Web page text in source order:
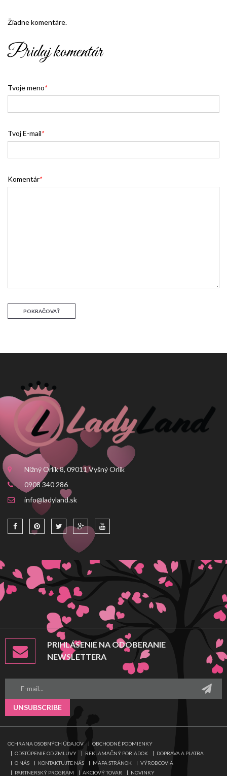
Žiadne komentáre.
Pridaj komentár
Tvoje meno*
Tvoj E-mail*
Komentár*
POKRAČOVAŤ
Nižný Orlík 8, 09011 Vyšný Orlík
0908 340 286
info@ladyland.sk
PRIHLÁSENIE NA ODOBERANIE
NEWSLETTERA
UNSUBSCRIBE
OCHRANA OSOBNÝCH ÚDAJOV
OBCHODNÉ PODMIENKY
ODSTÚPENIE OD ZMLUVY
REKLAMAČNÝ PORIADOK
DOPRAVA A PLATBA
O NÁS
KONTAKTUJTE NÁS MAPA STRÁNOK
VÝROBCOVIA
PARTNERSKÝ PROGRAM
AKCIOVÝ TOVAR NOVINKY